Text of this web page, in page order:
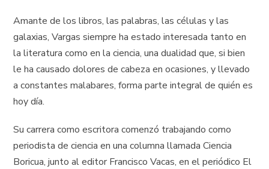
Amante de los libros, las palabras, las células y las
galaxias, Vargas siempre ha estado interesada tanto en
la literatura como en la ciencia, una dualidad que, si bien
le ha causado dolores de cabeza en ocasiones, y llevado
a constantes malabares, forma parte integral de quién es
hoy día.
Su carrera como escritora comenzó trabajando como
periodista de ciencia en una columna llamada Ciencia
Boricua, junto al editor Francisco Vacas, en el periódico El